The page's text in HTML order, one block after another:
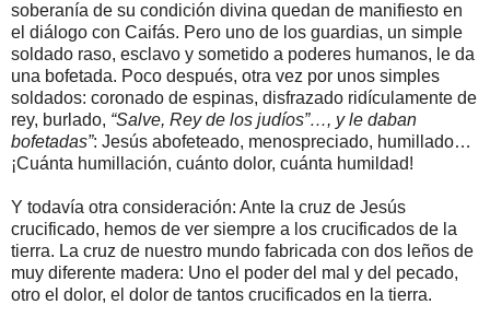
soberanía de su condición divina quedan de manifiesto en
el diálogo con Caifás. Pero uno de los guardias, un simple
soldado raso, esclavo y sometido a poderes humanos, le da
una bofetada. Poco después, otra vez por unos simples
soldados: coronado de espinas, disfrazado ridículamente de
rey, burlado, “Salve, Rey de los judíos”…, y le daban
bofetadas”: Jesús abofeteado, menospreciado, humillado…
¡Cuánta humillación, cuánto dolor, cuánta humildad!
Y todavía otra consideración: Ante la cruz de Jesús
crucificado, hemos de ver siempre a los crucificados de la
tierra. La cruz de nuestro mundo fabricada con dos leños de
muy diferente madera: Uno el poder del mal y del pecado,
otro el dolor, el dolor de tantos crucificados en la tierra.